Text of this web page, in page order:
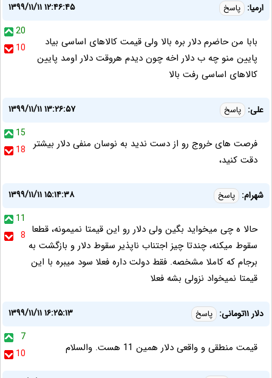
ارمیا: پاسخ
۱۳۹۹/۱۱/۱۱ ۱۲:۴۶:۴۵
20
10
بابا من حاضرم دلار بره بالا ولی قیمت کالاهای اساسی بیاد
پایین منو چه ب دلار اخه چون دیدم هروقت دلار اومد پایین
کالاهای اساسی رفت بالا
علی: پاسخ
۱۳۹۹/۱۱/۱۱ ۱۳:۲۶:۵۷
15
18
فرصت های خروج رو از دست ندید به نوسان منفی دلار بیشتر
دقت کنید،
شهرام: پاسخ
۱۳۹۹/۱۱/۱۱ ۱۵:۱۴:۳۸
11
8 حالا ه چی میخواید بگین ولی دلار رو این قیمتا نمیمونه، قطعا
سقوط میکنه، چندتا چیز اجتناب ناپذیر سقوط دلار و بازگشت به
برجام که کاملا مشخصه. فقط دولت داره فعلا سود میبره با این
قیمتا نمیخواد نزولی بشه فعلا
دلار ۱۱تومانی: پاسخ
۱۳۹۹/۱۱/۱۱ ۱۶:۲۵:۱۳
7
10
قیمت منطقی و واقعی دلار همین 11 هست. والسلام